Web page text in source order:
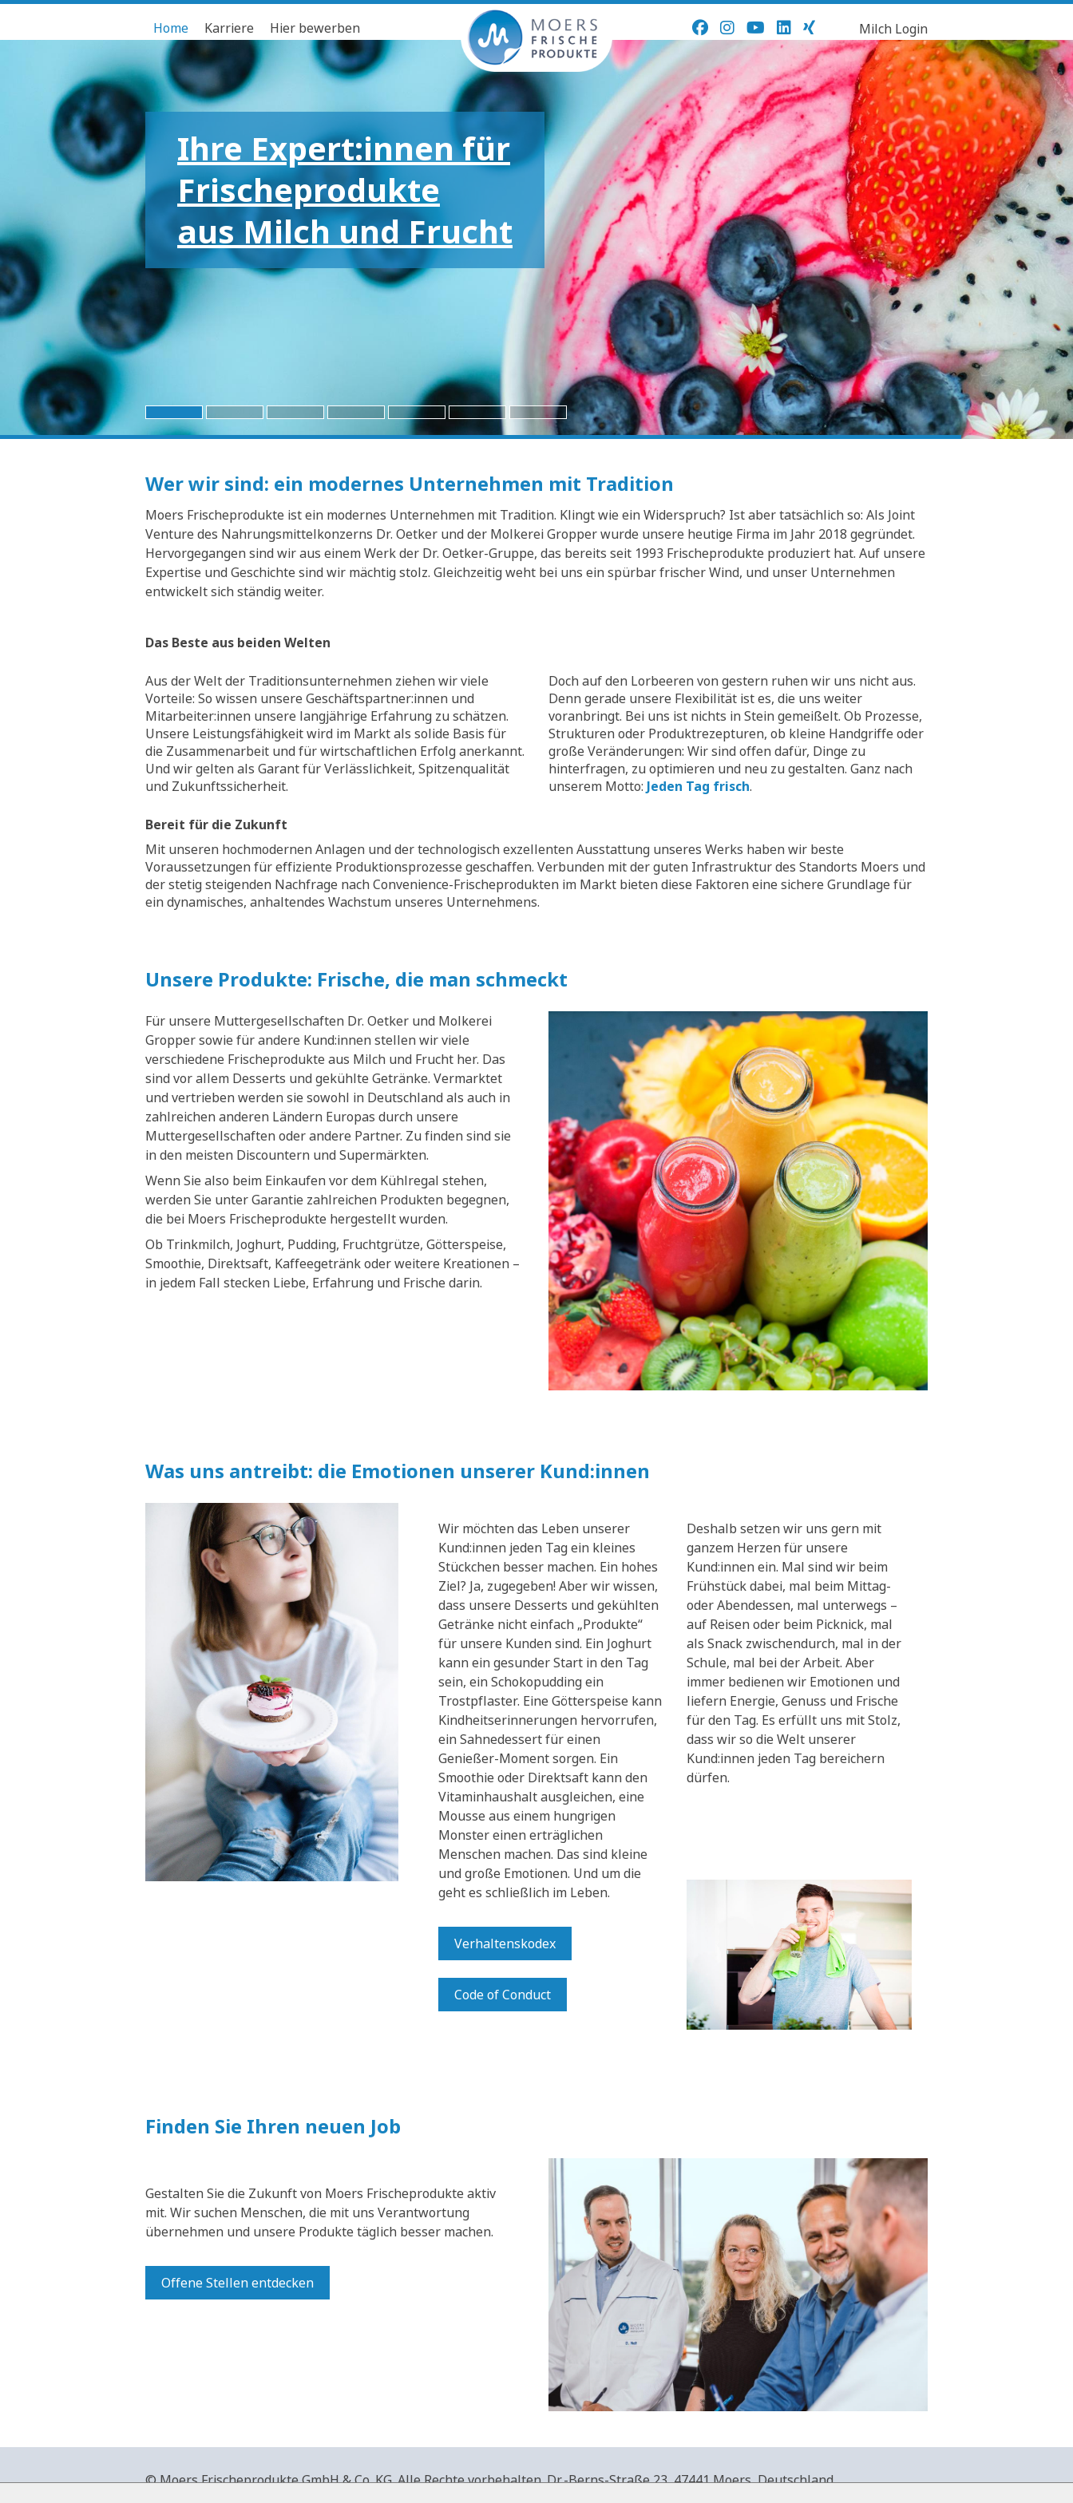
Home Karriere Hier bewerben Milch Login
Ihre Expert:innen für
Frischeprodukte
aus Milch und Frucht
Wer wir sind: ein modernes Unternehmen mit Tradition
Moers Frischeprodukte ist ein modernes Unternehmen mit Tradition. Klingt wie ein Widerspruch? Ist aber tatsächlich so: Als Joint
Venture des Nahrungsmittelkonzerns Dr. Oetker und der Molkerei Gropper wurde unsere heutige Firma im Jahr 2018 gegründet.
Hervorgegangen sind wir aus einem Werk der Dr. Oetker-Gruppe, das bereits seit 1993 Frischeprodukte produziert hat. Auf unsere
Expertise und Geschichte sind wir mächtig stolz. Gleichzeitig weht bei uns ein spürbar frischer Wind, und unser Unternehmen
entwickelt sich ständig weiter.
Das Beste aus beiden Welten
Aus der Welt der Traditionsunternehmen ziehen wir viele
Vorteile: So wissen unsere Geschäftspartner:innen und
Mitarbeiter:innen unsere langjährige Erfahrung zu schätzen.
Unsere Leistungsfähigkeit wird im Markt als solide Basis für
die Zusammenarbeit und für wirtschaftlichen Erfolg anerkannt.
Und wir gelten als Garant für Verlässlichkeit, Spitzenqualität
und Zukunftssicherheit.
Doch auf den Lorbeeren von gestern ruhen wir uns nicht aus.
Denn gerade unsere Flexibilität ist es, die uns weiter
voranbringt. Bei uns ist nichts in Stein gemeißelt. Ob Prozesse,
Strukturen oder Produktrezepturen, ob kleine Handgriffe oder
große Veränderungen: Wir sind offen dafür, Dinge zu
hinterfragen, zu optimieren und neu zu gestalten. Ganz nach
unserem Motto: Jeden Tag frisch.
Bereit für die Zukunft
Mit unseren hochmodernen Anlagen und der technologisch exzellenten Ausstattung unseres Werks haben wir beste
Voraussetzungen für effiziente Produktionsprozesse geschaffen. Verbunden mit der guten Infrastruktur des Standorts Moers und
der stetig steigenden Nachfrage nach Convenience-Frischeprodukten im Markt bieten diese Faktoren eine sichere Grundlage für
ein dynamisches, anhaltendes Wachstum unseres Unternehmens.
Unsere Produkte: Frische, die man schmeckt
Für unsere Muttergesellschaften Dr. Oetker und Molkerei
Gropper sowie für andere Kund:innen stellen wir viele
verschiedene Frischeprodukte aus Milch und Frucht her. Das
sind vor allem Desserts und gekühlte Getränke. Vermarktet
und vertrieben werden sie sowohl in Deutschland als auch in
zahlreichen anderen Ländern Europas durch unsere
Muttergesellschaften oder andere Partner. Zu finden sind sie
in den meisten Discountern und Supermärkten.
Wenn Sie also beim Einkaufen vor dem Kühlregal stehen,
werden Sie unter Garantie zahlreichen Produkten begegnen,
die bei Moers Frischeprodukte hergestellt wurden.
Ob Trinkmilch, Joghurt, Pudding, Fruchtgrütze, Götterspeise,
Smoothie, Direktsaft, Kaffeegetränk oder weitere Kreationen –
in jedem Fall stecken Liebe, Erfahrung und Frische darin.
Was uns antreibt: die Emotionen unserer Kund:innen
Wir möchten das Leben unserer
Kund:innen jeden Tag ein kleines
Stückchen besser machen. Ein hohes
Ziel? Ja, zugegeben! Aber wir wissen,
dass unsere Desserts und gekühlten
Getränke nicht einfach „Produkte“
für unsere Kunden sind. Ein Joghurt
kann ein gesunder Start in den Tag
sein, ein Schokopudding ein
Trostpflaster. Eine Götterspeise kann
Kindheitserinnerungen hervorrufen,
ein Sahnedessert für einen
Genießer-Moment sorgen. Ein
Smoothie oder Direktsaft kann den
Vitaminhaushalt ausgleichen, eine
Mousse aus einem hungrigen
Monster einen erträglichen
Menschen machen. Das sind kleine
und große Emotionen. Und um die
geht es schließlich im Leben.
Verhaltenskodex
Code of Conduct
Deshalb setzen wir uns gern mit
ganzem Herzen für unsere
Kund:innen ein. Mal sind wir beim
Frühstück dabei, mal beim Mittag-
oder Abendessen, mal unterwegs –
auf Reisen oder beim Picknick, mal
als Snack zwischendurch, mal in der
Schule, mal bei der Arbeit. Aber
immer bedienen wir Emotionen und
liefern Energie, Genuss und Frische
für den Tag. Es erfüllt uns mit Stolz,
dass wir so die Welt unserer
Kund:innen jeden Tag bereichern
dürfen.
Finden Sie Ihren neuen Job
Gestalten Sie die Zukunft von Moers Frischeprodukte aktiv
mit. Wir suchen Menschen, die mit uns Verantwortung
übernehmen und unsere Produkte täglich besser machen.
Offene Stellen entdecken
© Moers Frischeprodukte GmbH & Co. KG. Alle Rechte vorbehalten.Dr.-Berns-Straße 23,47441 Moers, Deutschland.